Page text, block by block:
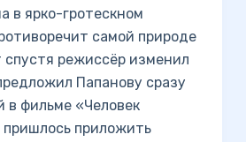
в ярко-гротескном
самой природе
спустя режиссёр изменил
Папанову сразу
в фильме «Человек
приложить